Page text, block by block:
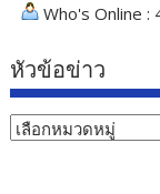
Who's Online :
หัวข้อข่าว
หัวข้อ